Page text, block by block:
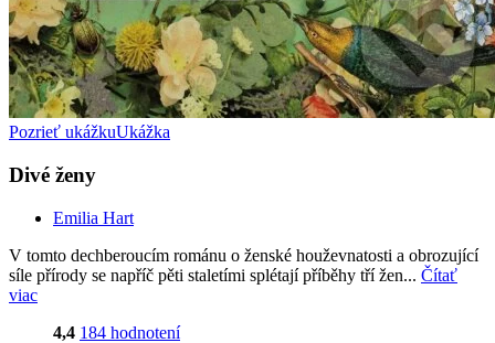
Pozrieť ukážkuUkážka
Divé ženy
Emilia Hart
V tomto dechberoucím románu o ženské houževnatosti a obrozující
síle přírody se napříč pěti staletími splétají příběhy tří žen... Čítať
viac
4,4 184 hodnotení